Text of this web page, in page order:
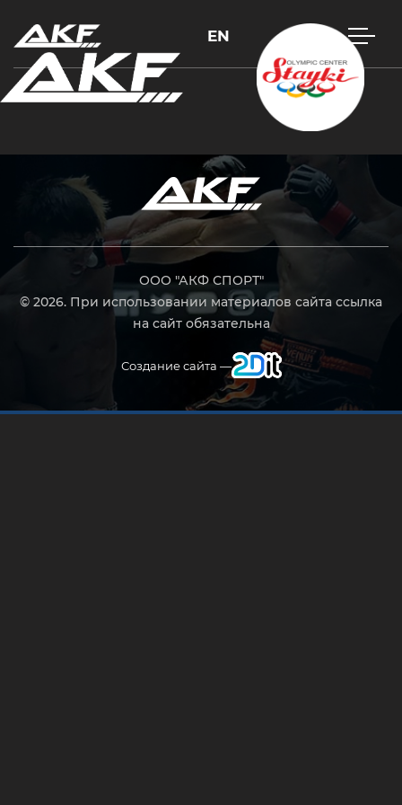
EN
ООО "АКФ СПОРТ"
© 2026. При использовании материалов сайта ссылка
на сайт обязательна
Создание сайта —
Нажмите Enter для поиска или Esc, чтобы закрыть